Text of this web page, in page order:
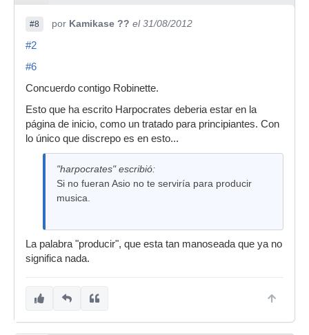
#8 por Kamikase ?? el 31/08/2012
#2
#6
Concuerdo contigo Robinette.
Esto que ha escrito Harpocrates deberia estar en la
página de inicio, como un tratado para principiantes. Con
lo único que discrepo es en esto...
"harpocrates" escribió:
Si no fueran Asio no te serviría para producir
musica.
La palabra "producir", que esta tan manoseada que ya no
significa nada.